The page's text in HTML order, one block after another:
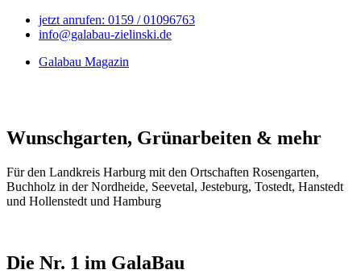
jetzt anrufen: 0159 / 01096763
info@galabau-zielinski.de
Galabau Magazin
Wunschgarten, Grünarbeiten & mehr
Für den Landkreis Harburg mit den Ortschaften Rosengarten,
Buchholz in der Nordheide, Seevetal, Jesteburg, Tostedt, Hanstedt
und Hollenstedt und Hamburg
Die Nr. 1 im GalaBau